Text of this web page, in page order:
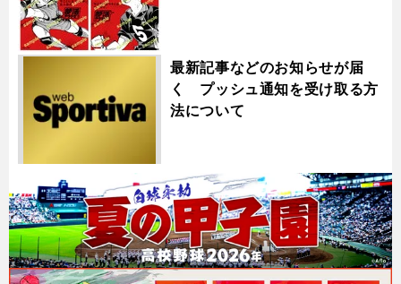
最新記事などのお知らせが届
く プッシュ通知を受け取る方
法について